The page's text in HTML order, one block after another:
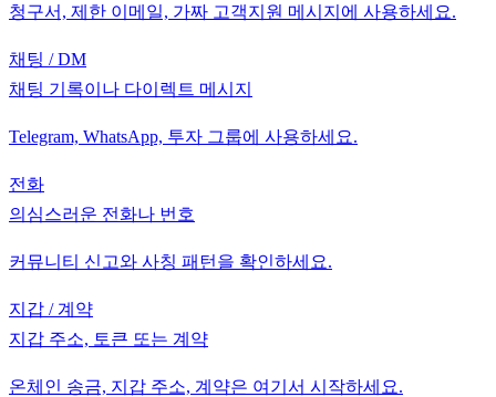
청구서, 제한 이메일, 가짜 고객지원 메시지에 사용하세요.
채팅 / DM
채팅 기록이나 다이렉트 메시지
Telegram, WhatsApp, 투자 그룹에 사용하세요.
전화
의심스러운 전화나 번호
커뮤니티 신고와 사칭 패턴을 확인하세요.
지갑 / 계약
지갑 주소, 토큰 또는 계약
온체인 송금, 지갑 주소, 계약은 여기서 시작하세요.